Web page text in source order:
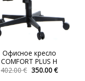
Офисное кресло
COMFORT PLUS H
402.00€
цена
350.00€
цена: